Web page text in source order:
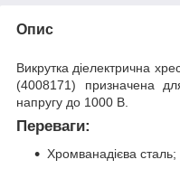
Опис
Викрутка діелектрична
(4008171) призначена
напругу до 1000 В.
Переваги:
Хромванадієва сталь;